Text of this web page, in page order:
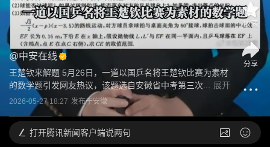
@中安在线
王楚钦来解题 5月26日，一道以国乒名将王楚钦比赛为素材
的数学题引发网友热议，该题选自安徽省中考第三次...
展开
2026-05-27 18:27 发布于安徽
收藏
分享
打开腾讯新闻客户端说两句